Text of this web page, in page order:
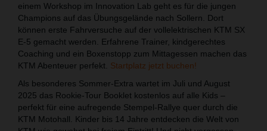
einem Workshop im Innovation Lab geht es für die jungen
Champions auf das Übungsgelände nach Sollern. Dort
können erste Fahrversuche auf der vollelektrischen KTM SX
E-5 gemacht werden. Erfahrene Trainer, kindgerechtes
Coaching und ein Boxenstopp zum Mittagessen machen das
KTM Abenteuer perfekt. Startplatz jetzt buchen!
Als besonderes Sommer-Extra wartet im Juli und August
2025 das Rookie-Tour Booklet kostenlos auf alle Kids –
perfekt für eine aufregende Stempel-Rallye quer durch die
KTM Motohall. Kinder bis 14 Jahre entdecken die Welt von